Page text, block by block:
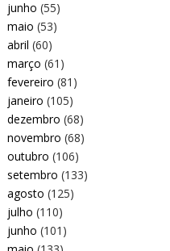
junho (55)
maio (53)
abril (60)
março (61)
fevereiro (81)
janeiro (105)
dezembro (68)
novembro (68)
outubro (106)
setembro (133)
agosto (125)
julho (110)
junho (101)